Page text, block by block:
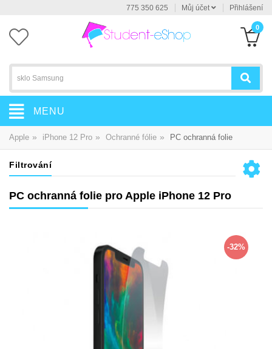
775 350 625 Můj účet Přihlášení
0
MENU
Apple » iPhone 12 Pro » Ochranné fólie » PC ochranná folie
Filtrování
PC ochranná folie pro Apple iPhone 12 Pro
-32%